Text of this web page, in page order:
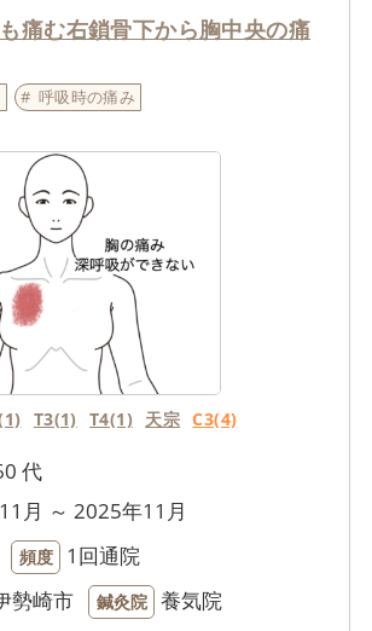
痛む右鎖骨下から胸中央の痛
呼吸時の痛み
T3(1) T4(1) 天宗 C3(4)
代
月 ～ 2025年11月
頻度 1回通院
勢崎市 鍼灸院 養気院